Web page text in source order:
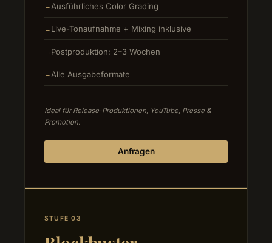
Ausführliches Color Grading
Live-Tonaufnahme + Mixing inklusive
Postproduktion: 2–3 Wochen
Alle Ausgabeformate
Ideal für Release-Produktionen, YouTube, Presse &
Promotion.
Anfragen
STUFE 03